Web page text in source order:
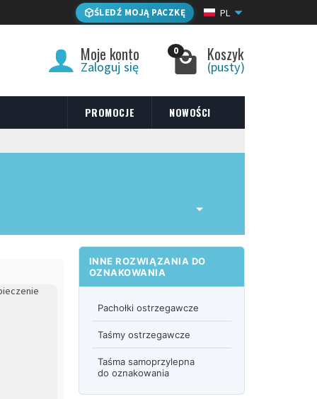
ŚLEDŹ MOJĄ PACZKĘ PL
Moje konto
Zaloguj się
0 Koszyk
(pusty)
PROMOCJE NOWOŚCI
INNE ROZWIĄZANIA DO
OZNAKOWANIA
Pachołki ostrzegawcze
Taśmy ostrzegawcze
Taśma samoprzylepna
do oznakowania